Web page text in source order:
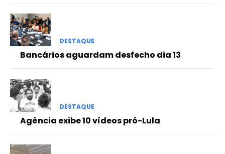
DESTAQUE
Bancários aguardam desfecho dia 13
DESTAQUE
Agência exibe 10 vídeos pró-Lula